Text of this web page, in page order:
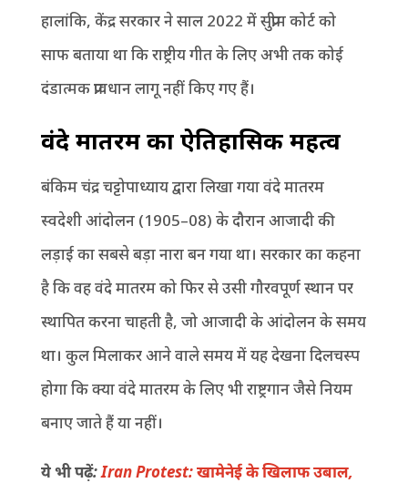
हालांकि, केंद्र सरकार ने साल 2022 में सुप्रीम कोर्ट को
साफ बताया था कि राष्ट्रीय गीत के लिए अभी तक कोई
दंडात्मक प्रावधान लागू नहीं किए गए हैं।
वंदे मातरम का ऐतिहासिक महत्व
बंकिम चंद्र चट्टोपाध्याय द्वारा लिखा गया वंदे मातरम
स्वदेशी आंदोलन (1905–08) के दौरान आजादी की
लड़ाई का सबसे बड़ा नारा बन गया था। सरकार का कहना
है कि वह वंदे मातरम को फिर से उसी गौरवपूर्ण स्थान पर
स्थापित करना चाहती है, जो आजादी के आंदोलन के समय
था। कुल मिलाकर आने वाले समय में यह देखना दिलचस्प
होगा कि क्या वंदे मातरम के लिए भी राष्ट्रगान जैसे नियम
बनाए जाते हैं या नहीं।
ये भी पढ़ें:Iran Protest: खामेनेई के खिलाफ उबाल,